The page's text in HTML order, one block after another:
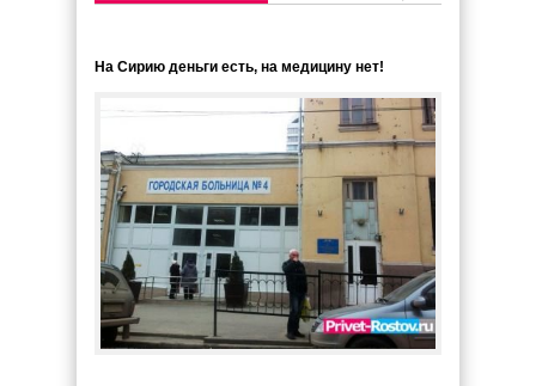
На Сирию деньги есть, на медицину нет!